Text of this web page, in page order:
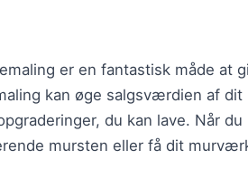
er en fantastisk måde at
kan øge salgsværdien af
du kan lave. Når
mursten eller få dit